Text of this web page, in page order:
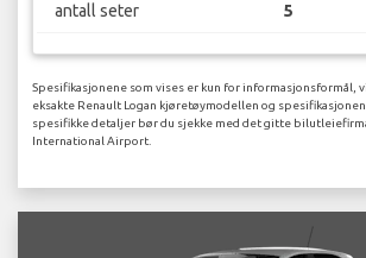
antall seter 5
Spesifikasjonene som vises er kun for informasjonsformål,
eksakte Renault Logan kjøretøymodellen og
spesifikke detaljer bør du sjekke med det gitte
International Airport.